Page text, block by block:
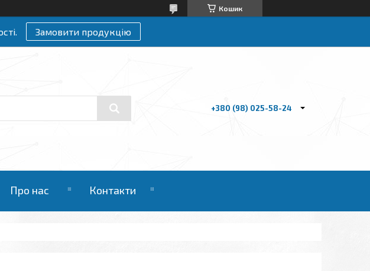
Кошик
Замовити продукцію
+380 (98) 025-58-24
Про нас Контакти